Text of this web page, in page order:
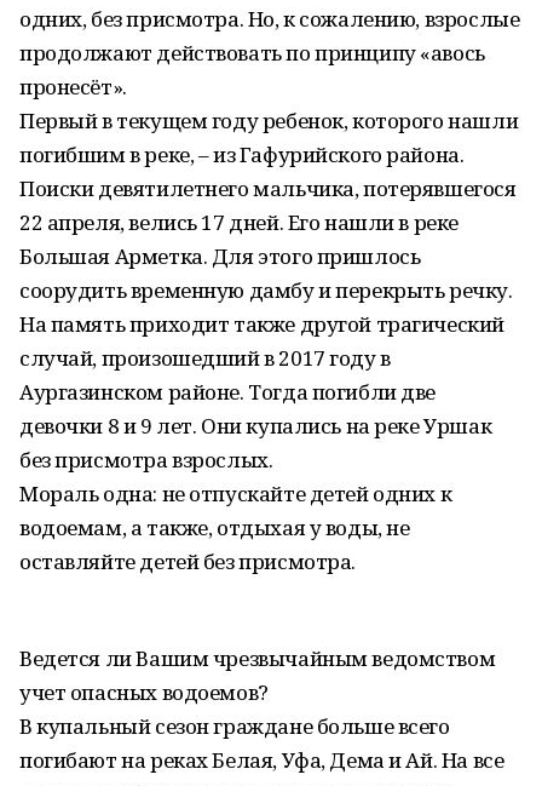
одних, без присмотра. Но, к сожалению, взрослые
продолжают действовать по принципу «авось
пронесёт».
Первый в текущем году ребенок, которого нашли
погибшим в реке, – из Гафурийского района.
Поиски девятилетнего мальчика, потерявшегося
22 апреля, велись 17 дней. Его нашли в реке
Большая Арметка. Для этого пришлось
соорудить временную дамбу и перекрыть речку.
На память приходит также другой трагический
случай, произошедший в 2017 году в
Аургазинском районе. Тогда погибли две
девочки 8 и 9 лет. Они купались на реке Уршак
без присмотра взрослых.
Мораль одна: не отпускайте детей одних к
водоемам, а также, отдыхая у воды, не
оставляйте детей без присмотра.
Ведется ли Вашим чрезвычайным ведомством
учет опасных водоемов?
В купальный сезон граждане больше всего
погибают на реках Белая, Уфа, Дема и Ай. На все